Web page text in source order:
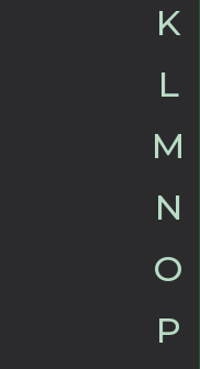
K
L
M
N
O
P